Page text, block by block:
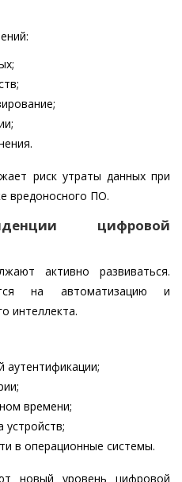
риск утраты данных при
вредоносного ПО.
цифровой
активно развиваться.
на автоматизацию и
интеллекта.
аутентификации;
времени;
устройств;
в операционные системы.
новый уровень цифровой